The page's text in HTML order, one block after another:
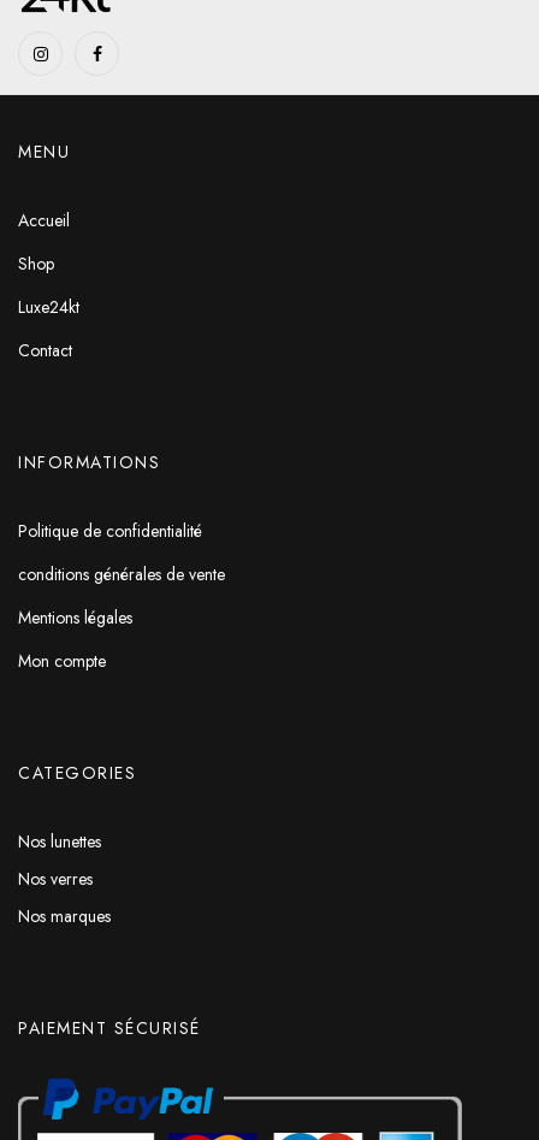
MENU
Accueil
Shop
Luxe24kt
Contact
INFORMATIONS
Politique de confidentialité
conditions générales de vente
Mentions légales
Mon compte
CATEGORIES
Nos lunettes
Nos verres
Nos marques
PAIEMENT SÉCURISÉ